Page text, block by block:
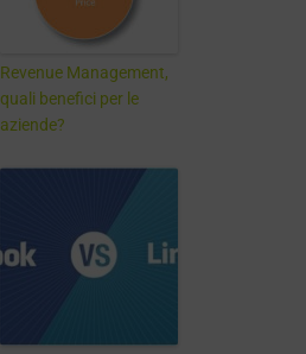
Revenue Management,
quali benefici per le
aziende?